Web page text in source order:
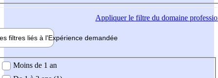
Appliquerle filtre du domaine
filtres liés à l'Expérience demandée
demandée
Moins de 1 an